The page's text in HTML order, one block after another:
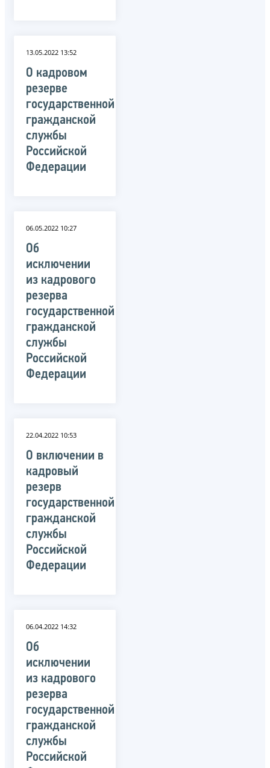
13.05.2022 13:52
О кадровом
резерве
государственной
гражданской
службы
Российской
Федерации
06.05.2022 10:27
Об
исключении
из кадрового
резерва
государственной
гражданской
службы
Российской
Федерации
22.04.2022 10:53
О включении в
кадровый
резерв
государственной
гражданской
службы
Российской
Федерации
06.04.2022 14:32
Об
исключении
из кадрового
резерва
государственной
гражданской
службы
Российской